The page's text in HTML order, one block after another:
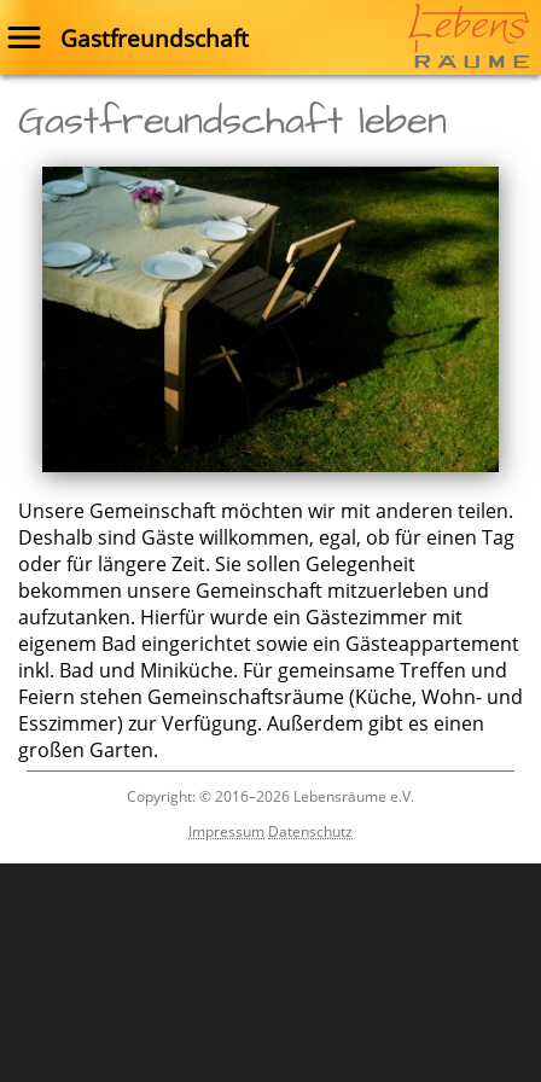
Gastfreundschaft
2026
Gastfreundschaft leben
Unsere Gemeinschaft möchten wir mit anderen teilen.
Deshalb sind Gäste willkommen, egal, ob für einen Tag
oder für längere Zeit. Sie sollen Gelegenheit
bekommen unsere Gemeinschaft mitzuerleben und
aufzutanken. Hierfür wurde ein Gästezimmer mit
eigenem Bad eingerichtet sowie ein Gästeappartement
inkl. Bad und Miniküche. Für gemeinsame Treffen und
Feiern stehen Gemeinschaftsräume (Küche, Wohn- und
Esszimmer) zur Verfügung. Außerdem gibt es einen
großen Garten.
Copyright: © 2016–2026 Lebensräume e.V.
Impressum Datenschutz